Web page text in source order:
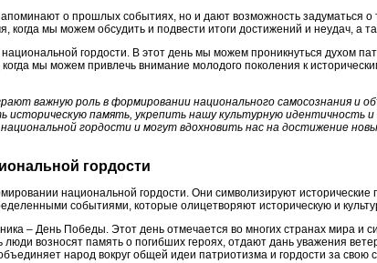
о прошлых событиях, но и дают возможность задуматься о
мы можем обсудить и подвести итоги достижений и неудач, а
гордости. В этот день мы можем проникнуться духом
мы можем привлечь внимание молодого поколения к
важную роль в формировании национального самосознания и
память, укрепить нашу культурную идентичность и
гордости и могут вдохновить нас на достижение
гордости
национальной гордости. Они символизируют
событиями, которые олицетворяют историческую и
– День Победы. Этот день отмечается во многих странах мира и
возносят память о погибших героях, отдают дань уважения
народ вокруг общей идеи патриотизма и гордости за свою